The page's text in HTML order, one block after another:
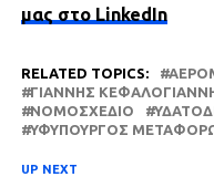
μας στο LinkedIn
RELATED TOPICS:
ΓΙΆΝΝΗΣ
ΝΟΜΟΣΧΈΔΙΟ
ΥΦΥΠΟΥΡΓΌΣ
UP NEXT